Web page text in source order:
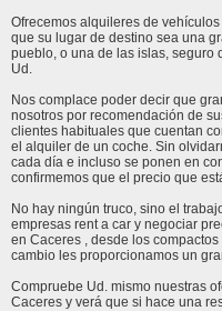
Ofrecemos alquileres de
que su lugar de destino sea una
pueblo, o una de las islas, seguro
Ud.
Nos complace poder decir que
nosotros por recomendación de
clientes habituales que cuentan
el alquiler de un coche. Sin
cada día e incluso se ponen en
confirmemos que el precio que
No hay ningún truco, sino el
empresas rent a car y negociar
en Caceres , desde los
cambio les proporcionamos un
Compruebe Ud. mismo nuestras
Caceres y verá que si hace una